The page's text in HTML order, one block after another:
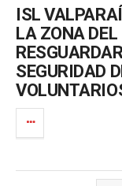
ISL
LA ZONA
SEGURIDAD